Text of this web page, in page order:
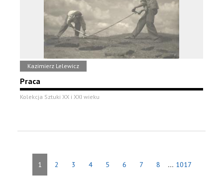
Kazimierz Lelewicz
Praca
Kolekcja Sztuki XX i XXI wieku
1 2 3 4 5 6 7 8 ... 1017